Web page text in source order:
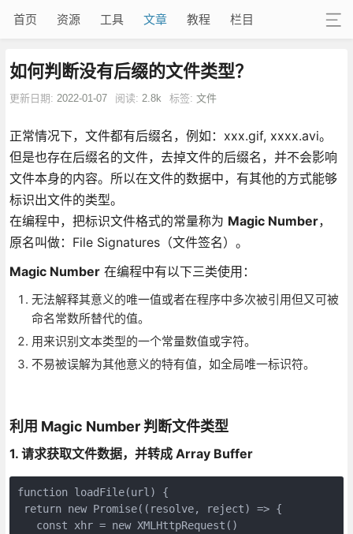
首页 资源 工具 文章 教程 栏目
如何判断没有后缀的文件类型？
更新日期: 2022-01-07 阅读: 2.8k 标签: 文件
正常情况下，文件都有后缀名，例如：xxx.gif, xxxx.avi。
但是也存在后缀名的文件，去掉文件的后缀名，并不会影响
文件本身的内容。所以在文件的数据中，有其他的方式能够
标识出文件的类型。
在编程中，把标识文件格式的常量称为 Magic Number，
原名叫做：File Signatures（文件签名）。
Magic Number在编程中有以下三类使用：
无法解释其意义的唯一值或者在程序中多次被引用但又可被
命名常数所替代的值。
用来识别文本类型的一个常量数值或字符。
不易被误解为其他意义的特有值，如全局唯一标识符。
利用 Magic Number 判断文件类型
1. 请求获取文件数据，并转成 Array Buffer
function loadFile(url) {
return new Promise((resolve, reject) => {
   const xhr = new XMLHttpRequest()